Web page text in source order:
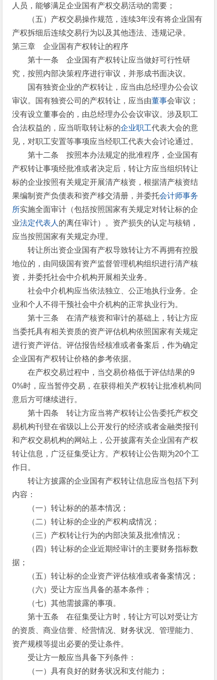
人员，能够满足企业国有产权交易活动的需要；
（五）产权交易操作规范，连续3年没有将企业国有
产权拆细后连续交易行为以及其他违法、违规记录。
第三章 企业国有产权转让的程序
第十一条 企业国有产权转让应当做好可行性研
究，按照内部决策程序进行审议，并形成书面决议。
国有独资企业的产权转让，应当由总经理办公会议
审议。国有独资公司的产权转让，应当由董事会审议；
没有设立董事会的，由总经理办公会议审议。涉及职工
合法权益的，应当听取转让标的企业职工代表大会的意
见，对职工安置等事项应当经职工代表大会讨论通过。
第十二条 按照本办法规定的批准程序，企业国有
产权转让事项经批准或者决定后，转让方应当组织转让
标的企业按照有关规定开展清产核资，根据清产核资结
果编制资产负债表和资产移交清册，并委托会计师事务
所实施全面审计（包括按照国家有关规定对转让标的企
业法定代表人 的离任审计）。资产损失的认定与核销，
应当按照国家有关规定办理。
转让所出资企业国有产权导致转让方不再拥有控股
地位的，由同级国有资产监督管理机构组织进行清产核
资，并委托社会中介机构开展相关业务。
社会中介机构应当依法独立、公正地执行业务。企
业和个人不得干预社会中介机构的正常执业行为。
第十三条 在清产核资和审计的基础上，转让方应
当委托具有相关资质的资产评估机构依照国家有关规定
进行资产评估。评估报告经核准或者备案后，作为确定
企业国有产权转让价格的参考依据。
在产权交易过程中，当交易价格低于评估结果的9
0%时，应当暂停交易，在获得相关产权转让批准机构同
意后方可继续进行。
第十四条 转让方应当将产权转让公告委托产权交
易机构刊登在省级以上公开发行的经济或者金融类报刊
和产权交易机构的网站上，公开披露有关企业国有产权
转让信息，广泛征集受让方。产权转让公告期为20个工
作日。
转让方披露的企业国有产权转让信息应当包括下列
内容：
（一）转让标的的基本情况；
（二）转让标的企业的产权构成情况；
（三）产权转让行为的内部决策及批准情况；
（四）转让标的企业近期经审计的主要财务指标数
据；
（五）转让标的企业资产评估核准或者备案情况；
（六）受让方应当具备的基本条件；
（七）其他需披露的事项。
第十五条 在征集受让方时，转让方可以对受让方
的资质、商业信誉、经营情况、财务状况、管理能力、
资产规模等提出必要的受让条件。
受让方一般应当具备下列条件：
（一）具有良好的财务状况和支付能力；